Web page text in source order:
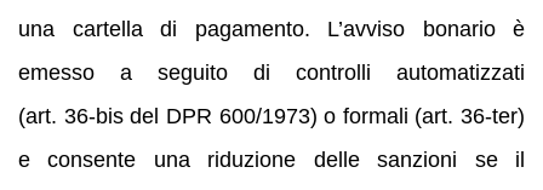
una cartella di pagamento. L’avviso bonario è
emesso a seguito di controlli automatizzati
(art. 36‑bis del DPR 600/1973) o formali (art. 36‑ter)
e consente una riduzione delle sanzioni se il